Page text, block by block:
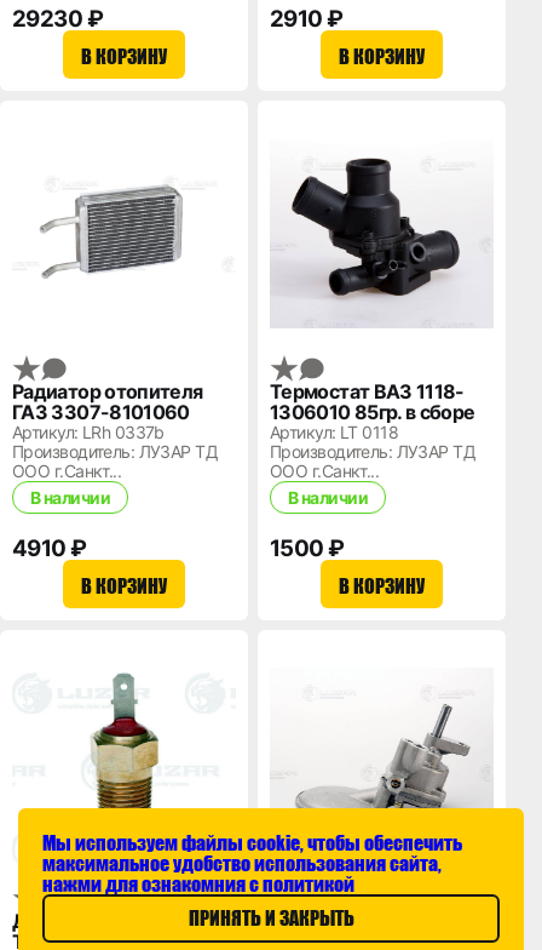
29230 ₽
В КОРЗИНУ
2910 ₽
В КОРЗИНУ
Радиатор отопителя
ГАЗ 3307-8101060
Артикул: LRh 0337b
Производитель: ЛУЗАР ТД
ООО г.Санкт...
В наличии
4910 ₽
В КОРЗИНУ
Термостат ВАЗ 1118-
1306010 85гр. в сборе
Артикул: LT 0118
Производитель: ЛУЗАР ТД
ООО г.Санкт...
В наличии
1500 ₽
В КОРЗИНУ
Датчик температуры
ТМ-111 5320-3828030
Насос масляный ЗМЗ
402дв 24-1011009-02
Мы используем файлы cookie, чтобы обеспечить
максимальное удобство использования сайта,
нажми для ознакомния с политикой
ПРИНЯТЬ И ЗАКРЫТЬ